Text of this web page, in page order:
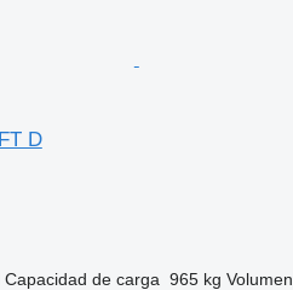
D
Capacidad de carga 965 kg Volumen